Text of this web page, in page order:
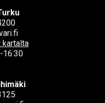
kartalta
16:30